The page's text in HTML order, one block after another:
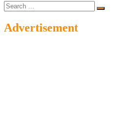
Search
…
Advertisement